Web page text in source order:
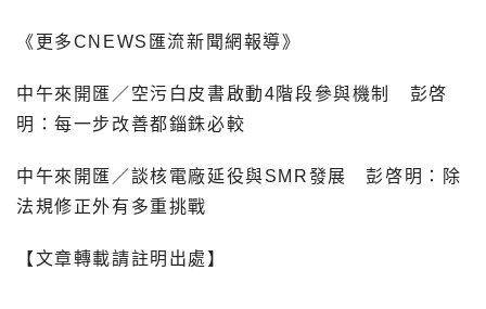
《更多CNEWS匯流新聞網報導》
中午來開匯／空污白皮書啟動4階段參與機制 彭啓
明：每一步改善都錙銖必較
中午來開匯／談核電廠延役與SMR發展 彭啓明：除
法規修正外有多重挑戰
【文章轉載請註明出處】